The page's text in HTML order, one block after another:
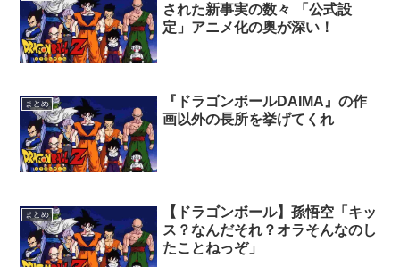
された新事実の数々 「公式設
定」アニメ化の奥が深い！
まとめ
『ドラゴンボールDAIMA』の作
画以外の長所を挙げてくれ
まとめ
【ドラゴンボール】孫悟空「キッ
ス？なんだそれ？オラそんなのし
たことねっぞ」